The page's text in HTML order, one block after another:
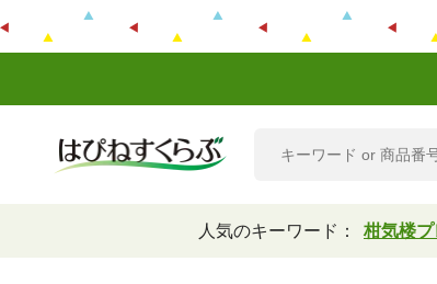
人気のキーワード： 柑気楼